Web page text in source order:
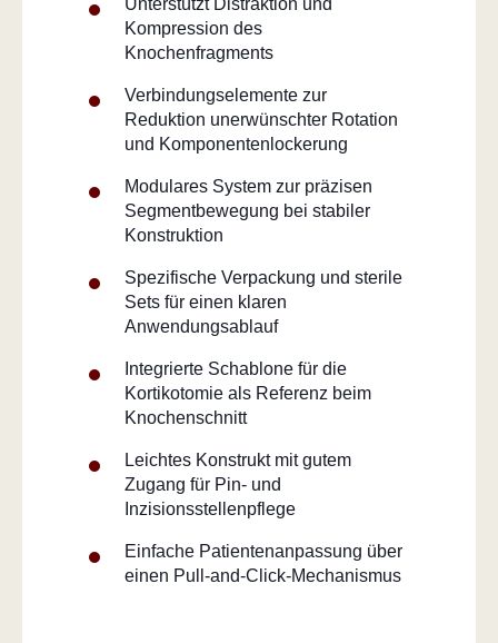
Unterstützt Distraktion und
Kompression des
Knochenfragments
Verbindungselemente zur
Reduktion unerwünschter Rotation
und Komponentenlockerung
Modulares System zur präzisen
Segmentbewegung bei stabiler
Konstruktion
Spezifische Verpackung und sterile
Sets für einen klaren
Anwendungsablauf
Integrierte Schablone für die
Kortikotomie als Referenz beim
Knochenschnitt
Leichtes Konstrukt mit gutem
Zugang für Pin- und
Inzisionsstellenpflege
Einfache Patientenanpassung über
einen Pull-and-Click-Mechanismus